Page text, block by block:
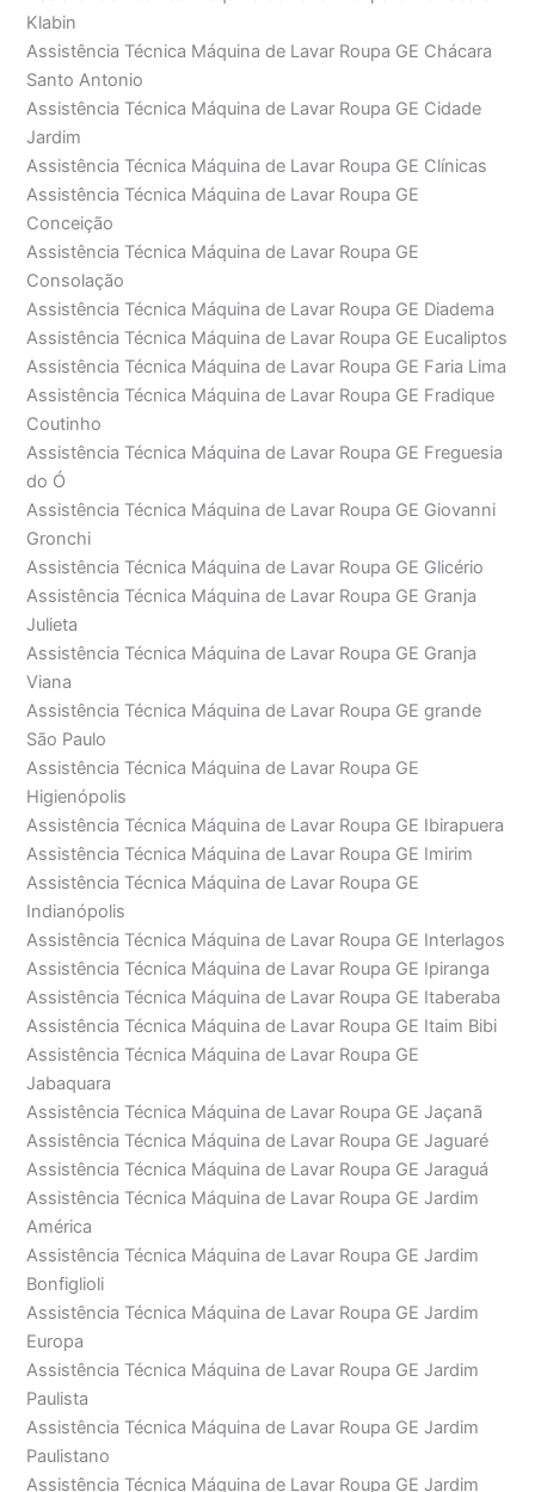
Klabin
Assistência Técnica Máquina de Lavar Roupa GE Chácara
Santo Antonio
Assistência Técnica Máquina de Lavar Roupa GE Cidade
Jardim
Assistência Técnica Máquina de Lavar Roupa GE Clínicas
Assistência Técnica Máquina de Lavar Roupa GE
Conceição
Assistência Técnica Máquina de Lavar Roupa GE
Consolação
Assistência Técnica Máquina de Lavar Roupa GE Diadema
Assistência Técnica Máquina de Lavar Roupa GE Eucaliptos
Assistência Técnica Máquina de Lavar Roupa GE Faria Lima
Assistência Técnica Máquina de Lavar Roupa GE Fradique
Coutinho
Assistência Técnica Máquina de Lavar Roupa GE Freguesia
do Ó
Assistência Técnica Máquina de Lavar Roupa GE Giovanni
Gronchi
Assistência Técnica Máquina de Lavar Roupa GE Glicério
Assistência Técnica Máquina de Lavar Roupa GE Granja
Julieta
Assistência Técnica Máquina de Lavar Roupa GE Granja
Viana
Assistência Técnica Máquina de Lavar Roupa GE grande
São Paulo
Assistência Técnica Máquina de Lavar Roupa GE
Higienópolis
Assistência Técnica Máquina de Lavar Roupa GE Ibirapuera
Assistência Técnica Máquina de Lavar Roupa GE Imirim
Assistência Técnica Máquina de Lavar Roupa GE
Indianópolis
Assistência Técnica Máquina de Lavar Roupa GE Interlagos
Assistência Técnica Máquina de Lavar Roupa GE Ipiranga
Assistência Técnica Máquina de Lavar Roupa GE Itaberaba
Assistência Técnica Máquina de Lavar Roupa GE Itaim Bibi
Assistência Técnica Máquina de Lavar Roupa GE
Jabaquara
Assistência Técnica Máquina de Lavar Roupa GE Jaçanã
Assistência Técnica Máquina de Lavar Roupa GE Jaguaré
Assistência Técnica Máquina de Lavar Roupa GE Jaraguá
Assistência Técnica Máquina de Lavar Roupa GE Jardim
América
Assistência Técnica Máquina de Lavar Roupa GE Jardim
Bonfiglioli
Assistência Técnica Máquina de Lavar Roupa GE Jardim
Europa
Assistência Técnica Máquina de Lavar Roupa GE Jardim
Paulista
Assistência Técnica Máquina de Lavar Roupa GE Jardim
Paulistano
Assistência Técnica Máquina de Lavar Roupa GE Jardim